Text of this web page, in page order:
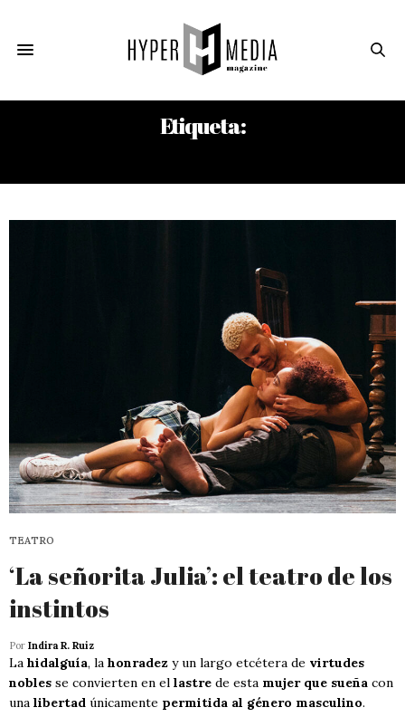
Etiqueta:
TEATRO
‘La señorita Julia’: el teatro de los
instintos
Por Indira R. Ruiz
La hidalguía, la honradez y un largo etcétera de virtudes
nobles se convierten en el lastre de esta mujer que sueña con
una libertad únicamente permitida al género masculino.